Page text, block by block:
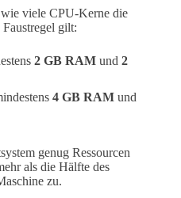
viele CPU-Kerne die
gilt:
2 GB RAM und 2
4 GB RAM und
genug Ressourcen
als die Hälfte des
zu.